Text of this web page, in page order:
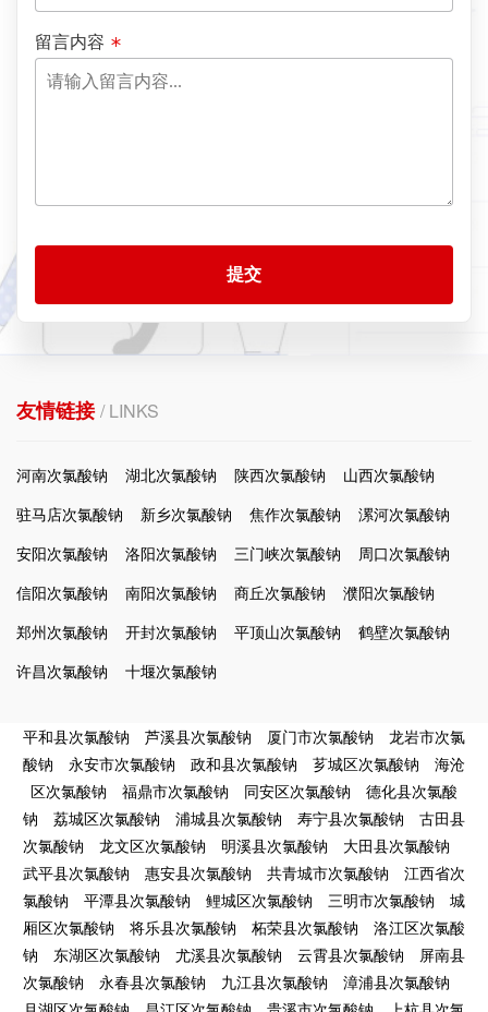
留言内容
提交
友情链接/ LINKS
河南次氯酸钠 湖北次氯酸钠 陕西次氯酸钠
山西次氯酸钠
驻马店次氯酸钠
新乡次氯酸钠 焦作次氯酸钠
漯河次氯酸钠
安阳次氯酸钠
洛阳次氯酸钠 三门峡次氯酸钠
周口次氯酸钠
信阳次氯酸钠
南阳次氯酸钠 商丘次氯酸钠
濮阳次氯酸钠
郑州次氯酸钠
开封次氯酸钠 平顶山次氯酸钠
鹤壁次氯酸钠
许昌次氯酸钠
十堰次氯酸钠
平和县次氯酸钠 芦溪县次氯酸钠 厦门市次氯酸钠
龙岩市次氯
酸钠
永安市次氯酸钠 政和县次氯酸钠 芗城区次氯酸钠
海沧
区次氯酸钠
福鼎市次氯酸钠 同安区次氯酸钠
德化县次氯酸
钠
荔城区次氯酸钠 浦城县次氯酸钠 寿宁县次氯酸钠
古田县
次氯酸钠
龙文区次氯酸钠 明溪县次氯酸钠
大田县次氯酸钠
武平县次氯酸钠
惠安县次氯酸钠 共青城市次氯酸钠
江西省次
氯酸钠
平潭县次氯酸钠 鲤城区次氯酸钠 三明市次氯酸钠
城
厢区次氯酸钠
将乐县次氯酸钠 柘荣县次氯酸钠
洛江区次氯酸
钠
东湖区次氯酸钠 尤溪县次氯酸钠 云霄县次氯酸钠
屏南县
次氯酸钠
永春县次氯酸钠 九江县次氯酸钠
漳浦县次氯酸钠